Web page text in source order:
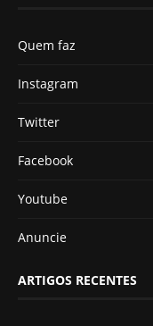
Quem faz
Instagram
Twitter
Facebook
Youtube
Anuncie
ARTIGOS RECENTES